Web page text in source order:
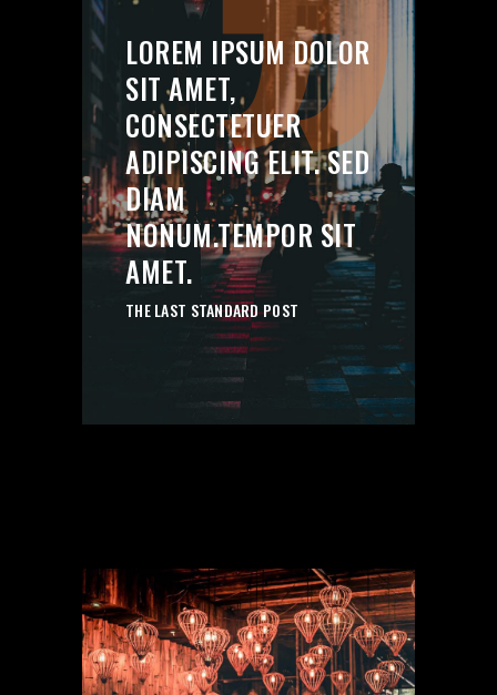
LOREM IPSUM DOLOR
SIT AMET,
CONSECTETUER
ADIPISCING ELIT. SED
DIAM
NONUM.TEMPOR SIT
AMET.
THE LAST STANDARD POST